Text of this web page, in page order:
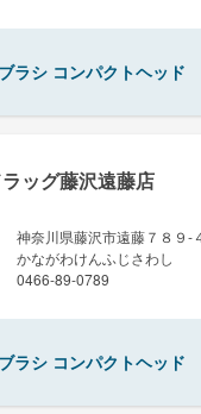
ラシ コンパクトヘッド
ッグ藤沢遠藤店
神奈川県藤沢市遠藤７８９-
かながわけんふじさわし
0466-89-0789
ラシ コンパクトヘッド